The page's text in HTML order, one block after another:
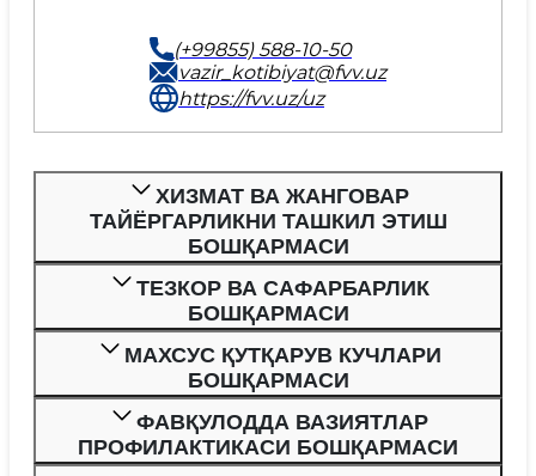
(+99855) 588-10-50
vazir_kotibiyat@fvv.uz
https://fvv.uz/uz
ХИЗМАТ ВА ЖАНГОВАР
ТАЙЁРГАРЛИКНИ ТАШКИЛ ЭТИШ
БОШҚАРМАСИ
ТЕЗКОР ВА САФАРБАРЛИК
БОШҚАРМАСИ
МАХСУС ҚУТҚАРУВ КУЧЛАРИ
БОШҚАРМАСИ
ФАВҚУЛОДДА ВАЗИЯТЛАР
ПРОФИЛАКТИКАСИ БОШҚАРМАСИ